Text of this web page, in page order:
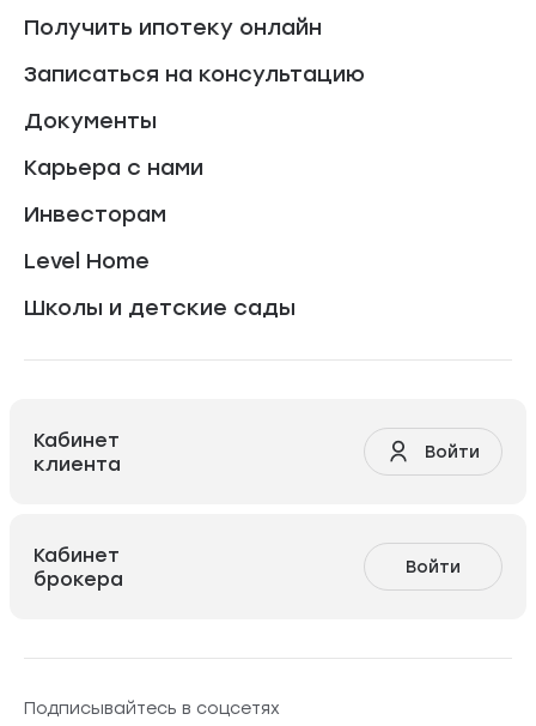
Получить ипотеку онлайн
Записаться на консультацию
Документы
Карьера с нами
Инвесторам
Level Home
Школы и детские сады
Кабинет
клиента
Войти
Кабинет
брокера
Войти
Подписывайтесь в соцсетях